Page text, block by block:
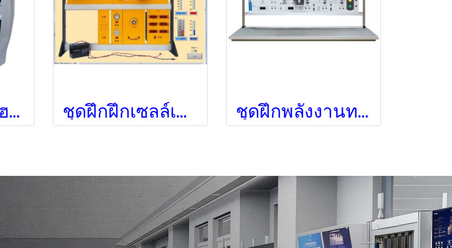
เครื่องกำเนิดไฮโดรเจน ชุดฝึกฝึกเซลล์เชื้อเพลิงไฮโดรเจน ชุดฝึกพลังงานทดแทนแบบพลังงานเซลล์เชื้อเพลิง